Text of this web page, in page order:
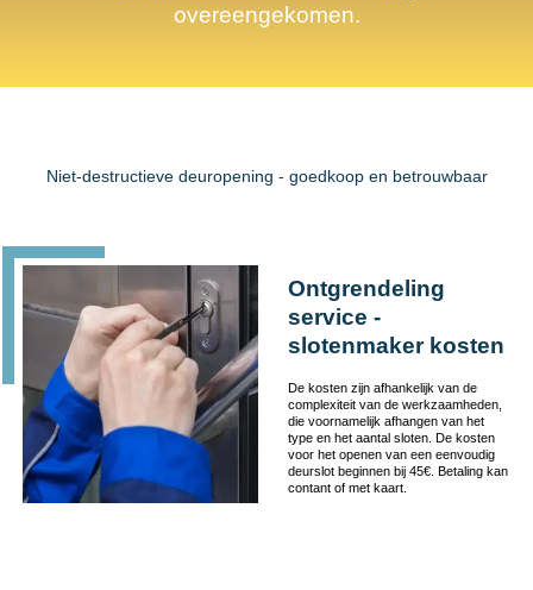
overeengekomen.
Niet-destructieve deuropening - goedkoop en betrouwbaar
Ontgrendeling
service -
slotenmaker kosten
De kosten zijn afhankelijk van de
complexiteit van de werkzaamheden,
die voornamelijk afhangen van het
type en het aantal sloten. De kosten
voor het openen van een eenvoudig
deurslot beginnen bij 45€. Betaling kan
contant of met kaart.